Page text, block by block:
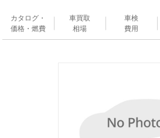
カタログ・
価格・燃費
車買取
相場
車検
費用